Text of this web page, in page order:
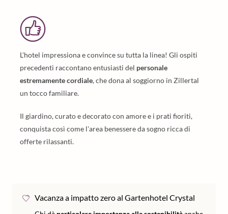
L'hotel impressiona e convince su tutta la linea! Gli ospiti
precedenti raccontano entusiasti del personale
estremamente cordiale, che dona al soggiorno in Zillertal
un tocco familiare.
Il giardino, curato e decorato con amore e i prati fioriti,
conquista così come l'area benessere da sogno ricca di
offerte rilassanti.
Vacanza a impatto zero al Gartenhotel Crystal